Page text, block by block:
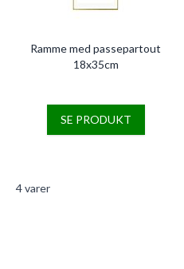
Ramme med passepartout
18x35cm
SE PRODUKT
4varer